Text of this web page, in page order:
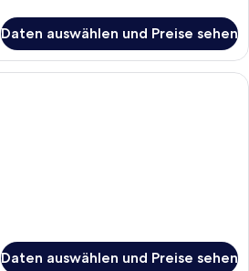
Daten auswählen und Preise sehen
Ein Hotelzimmer mit Küchenzeile,
Daten auswählen und Preise sehen